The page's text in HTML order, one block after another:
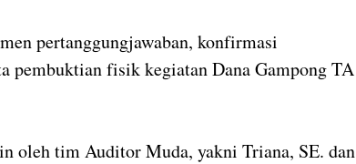
pertanggungjawaban, konfirmasi
pembuktian fisik kegiatan Dana Gampong TA
oleh tim Auditor Muda, yakni Triana, SE. dan